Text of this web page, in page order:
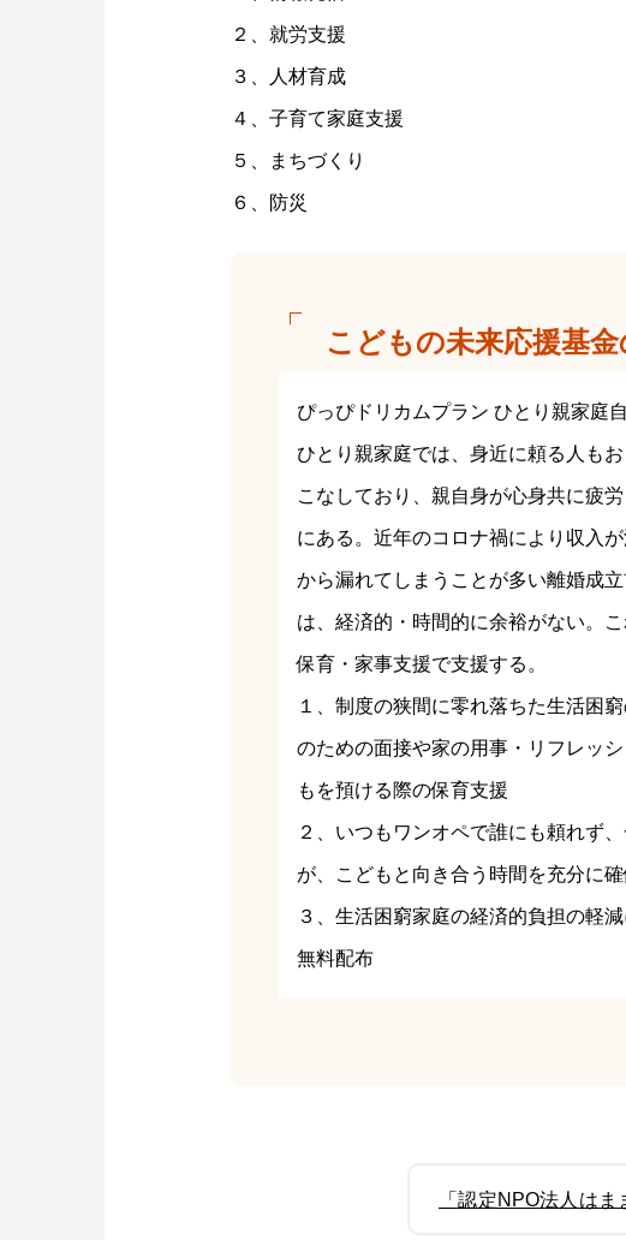
２、就労支援
３、人材育成
４、子育て家庭支援
５、まちづくり
６、防災
こどもの未来応援基
ぴっぴドリカムプラン ひとり親家庭
ひとり親家庭では、身近に頼る人も
こなしており、親自身が心身共に疲
にある。近年のコロナ禍により収入
から漏れてしまうことが多い離婚成
は、経済的・時間的に余裕がない。
保育・家事支援で支援する。
１、制度の狭間に零れ落ちた生活困
のための面接や家の用事・リフレッ
もを預ける際の保育支援
２、いつもワンオペで誰にも頼れず
が、こどもと向き合う時間を充分に
３、生活困窮家庭の経済的負担の軽
無料配布
「認定NPO法人は